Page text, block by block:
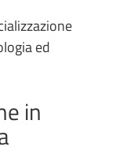
ed
in